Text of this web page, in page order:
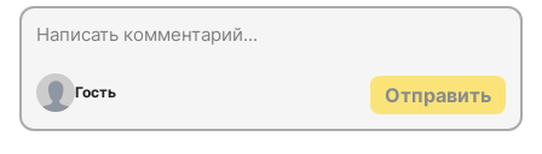
Гость Отправить